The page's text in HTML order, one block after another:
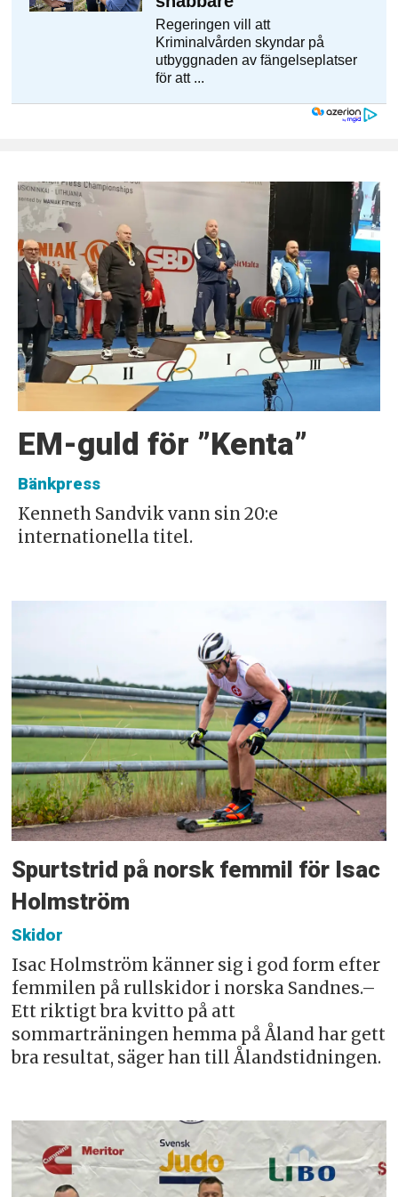
EM-guld för ”Kenta”
Bänkpress
Kenneth Sandvik vann sin 20:e
internationella titel.
Spurtstrid på norsk femmil för Isac
Holmström
Skidor
Isac Holmström känner sig i god form efter
femmilen på rullskidor i norska Sandnes.–
Ett riktigt bra kvitto på att
sommarträningen hemma på Åland har gett
bra resultat, säger han till Ålandstidningen.